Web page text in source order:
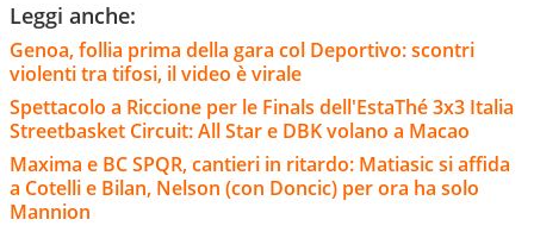
Leggi anche:
Genoa, follia prima della gara col Deportivo: scontri
violenti tra tifosi, il video è virale
Spettacolo a Riccione per le Finals dell'EstaThé 3x3 Italia
Streetbasket Circuit: All Star e DBK volano a Macao
Maxima e BC SPQR, cantieri in ritardo: Matiasic si affida
a Cotelli e Bilan, Nelson (con Doncic) per ora ha solo
Mannion